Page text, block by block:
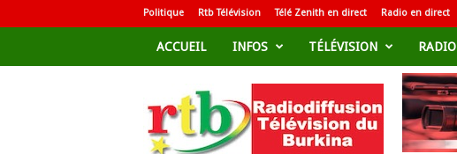
Politique Rtb Télévision Télé Zenith en direct Radio en direct
ACCUEIL INFOS TÉLÉVISION RADIO
d